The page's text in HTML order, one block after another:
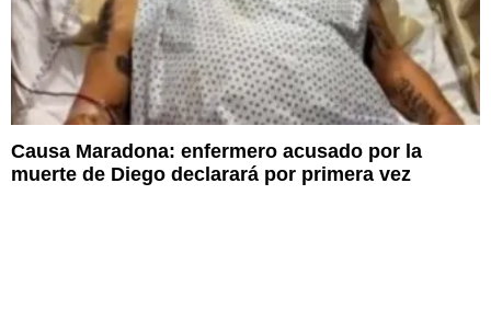
Causa Maradona: enfermero acusado por la
muerte de Diego declarará por primera vez